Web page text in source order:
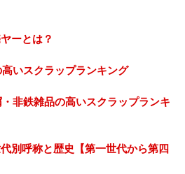
ーとは？
高いスクラップランキング
・非鉄雑品の高いスクラップランキ
別呼称と歴史【第一世代から第四